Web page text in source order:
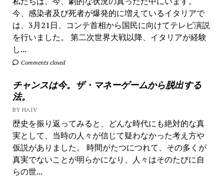
今、感染者及び死者が爆発的に増えているイタリアで
は、3月21日、コンテ首相から国民に向けてテレビ演説
を行いました。 第二次世界大戦以降、イタリアが経験
し...
Comments closed
チャンスは今。ザ・マネーゲームから脱出する
法。
BY HAIV
歴史を振り返ってみると、どんな時代にも絶対的な真
実として、当時の人々が信じて疑わなかった考え方や
仮説がありました。 時間がたつにつれて、その多くが
真実でないことが明らかになり、人々はそのたびに自
らの世...